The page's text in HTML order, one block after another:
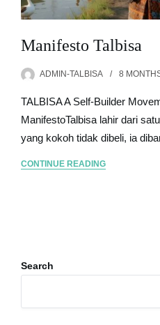
Manifesto Talbisa
ADMIN-TALBISA 8
TALBISA A Self-Builder
ManifestoTalbisa lahir dari
yang kokoh tidak dibeli, ia
CONTINUE READING
Search